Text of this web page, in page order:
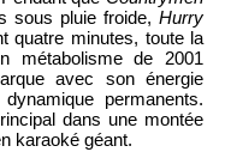
sous pluie froide,Hurry
quatre minutes, toute la
métabolisme de 2001
avec son énergie
permanents.
dans une montée
karaoké géant.